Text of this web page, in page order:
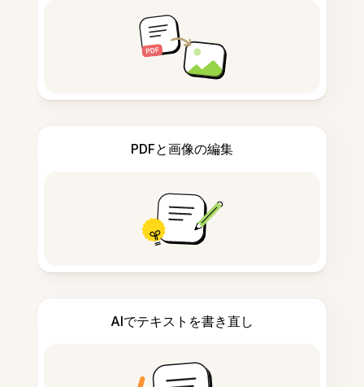
PDFと画像の編集
AIでテキストを書き直し